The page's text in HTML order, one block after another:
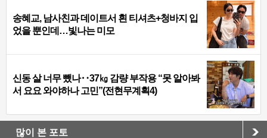
송혜교, 남사친과 데이트서 흰 티셔츠+청바지 입
었을 뿐인데…빛나는 미모
신동 살 너무 뺐나‥37㎏ 감량 부작용 “못 알아봐
서 요요 와야하나 고민”(전현무계획4)
많이 본 포토